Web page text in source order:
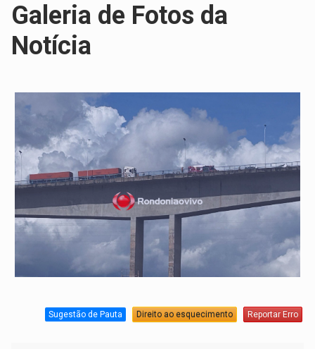
Galeria de Fotos da
Notícia
Sugestão de Pauta Direito ao esquecimento Reportar Erro